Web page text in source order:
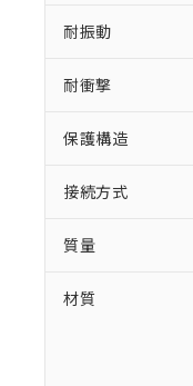
耐振動
耐衝撃
保護構造
接続方式
質量
材質